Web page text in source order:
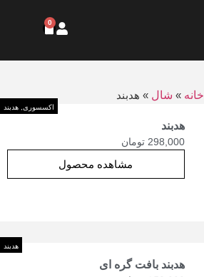
0
خانه » شال » هدبند
هدبند
اکسسوری, هدبند
298,000 تومان
مشاهده محصول
هدبند بافت گره ای
هدبند